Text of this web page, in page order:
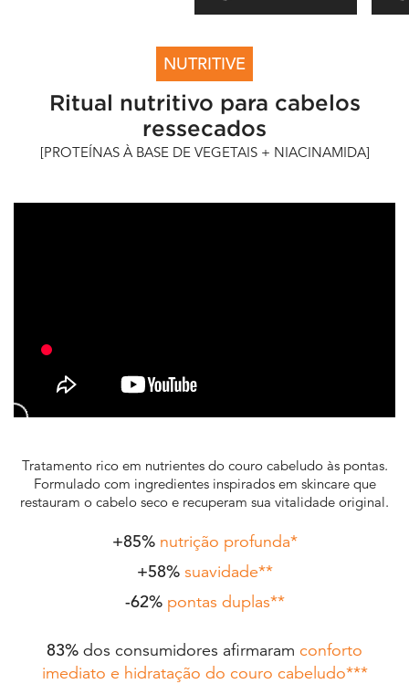
PDP Health Ritual for Dry Hair - Global
NUTRITIVE
Ritual nutritivo para cabelos
ressecados
[PROTEÍNAS À BASE DE VEGETAIS + NIACINAMIDA]
Tratamento rico em nutrientes do couro cabeludo às pontas.
Formulado com ingredientes inspirados em skincare que
restauram o cabelo seco e recuperam sua vitalidade original.
+85% nutrição profunda*
+58% suavidade**
-62% pontas duplas**
83% dos consumidores afirmaram conforto
imediato e hidratação do couro cabeludo***